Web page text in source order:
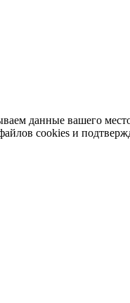
данные вашего
cookies и